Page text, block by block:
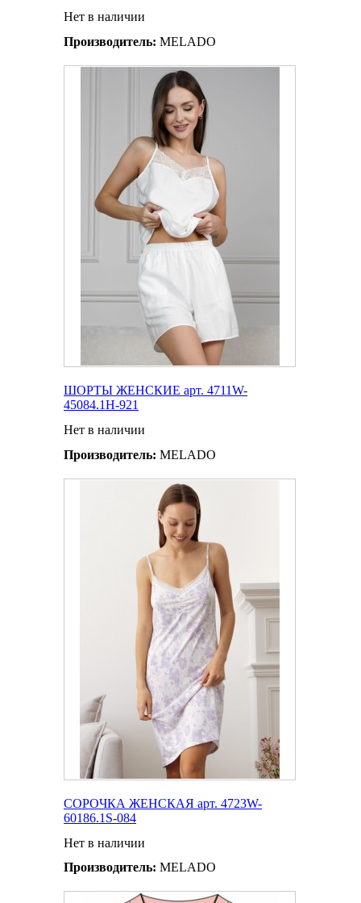
Нет в наличии
Производитель: MELADO
ШОРТЫ ЖЕНСКИЕ арт. 4711W-
45084.1H-921
Нет в наличии
Производитель: MELADO
СОРОЧКА ЖЕНСКАЯ арт. 4723W-
60186.1S-084
Нет в наличии
Производитель: MELADO